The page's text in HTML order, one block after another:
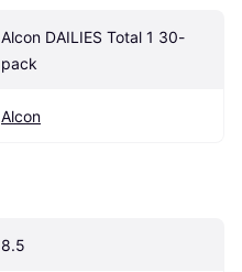
Alcon DAILIES Total 1 30-
pack
Alcon
8.5